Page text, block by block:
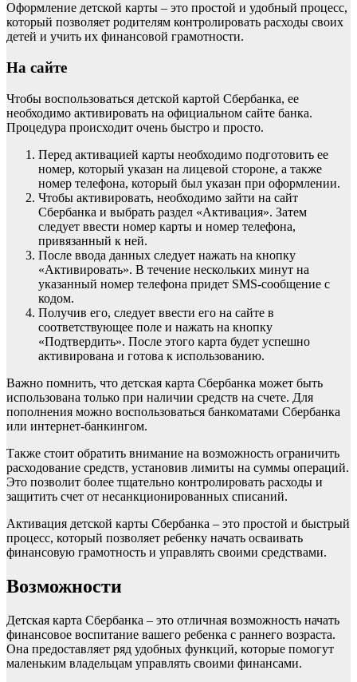
Оформление детской карты – это простой и удобный процесс,
который позволяет родителям контролировать расходы своих
детей и учить их финансовой грамотности.
На сайте
Чтобы воспользоваться детской картой Сбербанка, ее
необходимо активировать на официальном сайте банка.
Процедура происходит очень быстро и просто.
Перед активацией карты необходимо подготовить ее
номер, который указан на лицевой стороне, а также
номер телефона, который был указан при оформлении.
Чтобы активировать, необходимо зайти на сайт
Сбербанка и выбрать раздел «Активация». Затем
следует ввести номер карты и номер телефона,
привязанный к ней.
После ввода данных следует нажать на кнопку
«Активировать». В течение нескольких минут на
указанный номер телефона придет SMS-сообщение с
кодом.
Получив его, следует ввести его на сайте в
соответствующее поле и нажать на кнопку
«Подтвердить». После этого карта будет успешно
активирована и готова к использованию.
Важно помнить, что детская карта Сбербанка может быть
использована только при наличии средств на счете. Для
пополнения можно воспользоваться банкоматами Сбербанка
или интернет-банкингом.
Также стоит обратить внимание на возможность ограничить
расходование средств, установив лимиты на суммы операций.
Это позволит более тщательно контролировать расходы и
защитить счет от несанкционированных списаний.
Активация детской карты Сбербанка – это простой и быстрый
процесс, который позволяет ребенку начать осваивать
финансовую грамотность и управлять своими средствами.
Возможности
Детская карта Сбербанка – это отличная возможность начать
финансовое воспитание вашего ребенка с раннего возраста.
Она предоставляет ряд удобных функций, которые помогут
маленьким владельцам управлять своими финансами.